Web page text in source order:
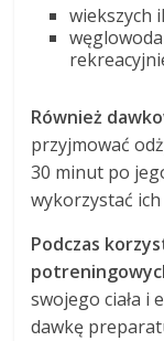
wiekszych
Również
przyjmować
30 minut po
wykorzystać ich
Podczas
swojego ciała i
dawkę